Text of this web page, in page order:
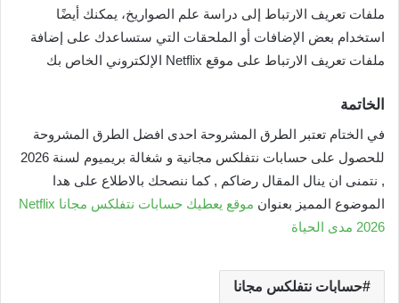
ملفات تعريف الارتباط إلى دراسة علم الصواريخ، يمكنك أيضًا
استخدام بعض الإضافات أو الملحقات التي ستساعدك على إضافة
ملفات تعريف الارتباط على موقع Netflix الإلكتروني الخاص بك
الخاتمة
في الختام تعتبر الطرق المشروحة احدى افضل الطرق المشروحة
للحصول على حسابات نتفلكس مجانية و شغالة بريميوم لسنة 2026
, نتمنى ان ينال المقال رضاكم , كما ننصحك بالاطلاع على هدا
الموضوع المميز بعنوان
موقع يعطيك حسابات نتفلكس مجانا Netflix
2026 مدى الحياة
حسابات نتفلكس مجانا